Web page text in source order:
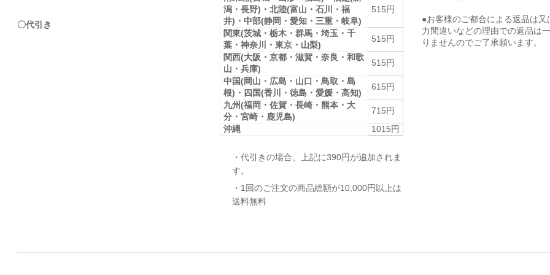
〇代引き
潟・長野)・北陸(富山・石川・福
井)・中部(静岡・愛知・三重・岐阜)
515円
関東(茨城・栃木・群馬・埼玉・千
葉・神奈川・東京・山梨)
515円
関西(大阪・京都・滋賀・奈良・和歌
山・兵庫)
515円
中国(岡山・広島・山口・鳥取・島
根)・四国(香川・徳島・愛媛・高知)
615円
九州(福岡・佐賀・長崎・熊本・大
分・宮崎・鹿児島)
715円
沖縄
1015円
・代引きの場合、上記に390円が追加されま
す。
・1回のご注文の商品総額が10,000円以上は
送料無料
●お客様のご都合による返品は又
力間違いなどの理由での返品は
りませんのでご了承願います。